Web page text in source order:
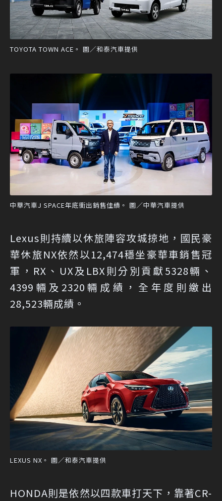
TOYOTA TOWN ACE。 圖／和泰汽車提供
中華汽車J SPACE年底衝出銷售佳績。 圖／中華汽車提供
Lexus則持續以休旅陣容攻城掠地，國民豪
華休旅NX依然以12,474穩坐豪華車銷售冠
軍，RX、UX及LBX則分別貢獻5328輛、
4399輛及2320輛成績，全年度則繳出
28,523輛成績。
LEXUS NX。 圖／和泰汽車提供
HONDA則是依然以四款車打天下，靠著CR-